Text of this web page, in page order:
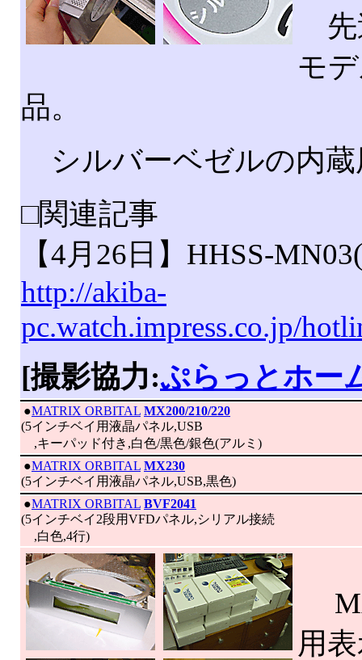
先
モ
品。
シルバーベゼルの内蔵
□関連記事
【4月26日】HHSS-
http://akiba-
pc.watch.impress.co.jp/
[撮影協力:ぷらっとホー
●MATRIX ORBITAL MX200/210/220
(5インチベイ用液晶パネル,USB
,キーパッド付き,白色/黒色/銀色(アルミ)
●MATRIX ORBITAL MX230
(5インチベイ用液晶パネル,USB,黒色)
●MATRIX ORBITAL BVF2041
(5インチベイ2段用VFDパネル,シリアル接続
,白色,4行)
用